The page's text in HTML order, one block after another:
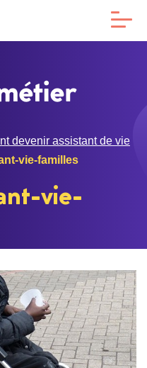
devenir assistant de vie
vie-familles
vie-